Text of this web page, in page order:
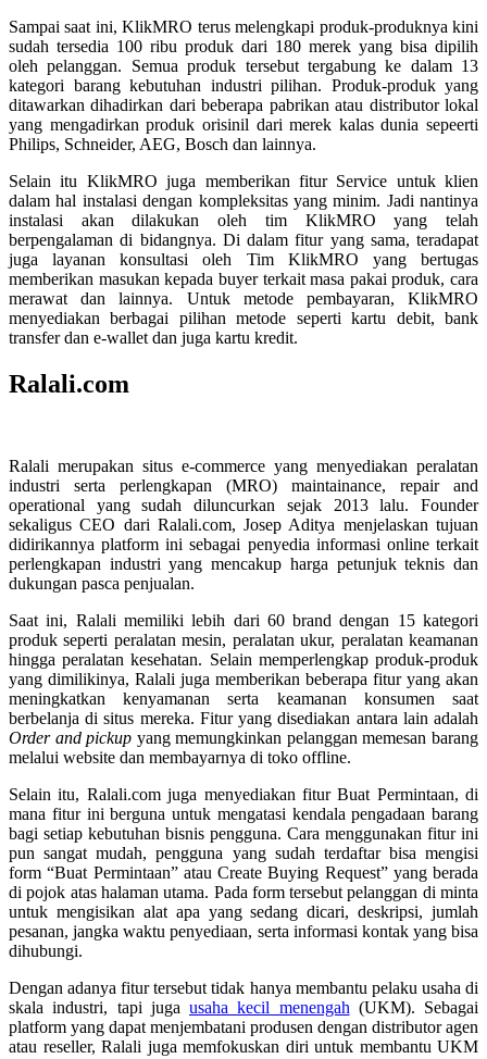
Sampai saat ini, KlikMRO terus melengkapi produk-produknya kini
sudah tersedia 100 ribu produk dari 180 merek yang bisa dipilih
oleh pelanggan. Semua produk tersebut tergabung ke dalam 13
kategori barang kebutuhan industri pilihan. Produk-produk yang
ditawarkan dihadirkan dari beberapa pabrikan atau distributor lokal
yang mengadirkan produk orisinil dari merek kalas dunia sepeerti
Philips, Schneider, AEG, Bosch dan lainnya.
Selain itu KlikMRO juga memberikan fitur Service untuk klien
dalam hal instalasi dengan kompleksitas yang minim. Jadi nantinya
instalasi akan dilakukan oleh tim KlikMRO yang telah
berpengalaman di bidangnya. Di dalam fitur yang sama, teradapat
juga layanan konsultasi oleh Tim KlikMRO yang bertugas
memberikan masukan kepada buyer terkait masa pakai produk, cara
merawat dan lainnya. Untuk metode pembayaran, KlikMRO
menyediakan berbagai pilihan metode seperti kartu debit, bank
transfer dan e-wallet dan juga kartu kredit.
Ralali.com
Ralali merupakan situs e-commerce yang menyediakan peralatan
industri serta perlengkapan (MRO) maintainance, repair and
operational yang sudah diluncurkan sejak 2013 lalu. Founder
sekaligus CEO dari Ralali.com, Josep Aditya menjelaskan tujuan
didirikannya platform ini sebagai penyedia informasi online terkait
perlengkapan industri yang mencakup harga petunjuk teknis dan
dukungan pasca penjualan.
Saat ini, Ralali memiliki lebih dari 60 brand dengan 15 kategori
produk seperti peralatan mesin, peralatan ukur, peralatan keamanan
hingga peralatan kesehatan. Selain memperlengkap produk-produk
yang dimilikinya, Ralali juga memberikan beberapa fitur yang akan
meningkatkan kenyamanan serta keamanan konsumen saat
berbelanja di situs mereka. Fitur yang disediakan antara lain adalah
Order and pickup yang memungkinkan pelanggan memesan barang
melalui website dan membayarnya di toko offline.
Selain itu, Ralali.com juga menyediakan fitur Buat Permintaan, di
mana fitur ini berguna untuk mengatasi kendala pengadaan barang
bagi setiap kebutuhan bisnis pengguna. Cara menggunakan fitur ini
pun sangat mudah, pengguna yang sudah terdaftar bisa mengisi
form “Buat Permintaan” atau Create Buying Request” yang berada
di pojok atas halaman utama. Pada form tersebut pelanggan di minta
untuk mengisikan alat apa yang sedang dicari, deskripsi, jumlah
pesanan, jangka waktu penyediaan, serta informasi kontak yang bisa
dihubungi.
Dengan adanya fitur tersebut tidak hanya membantu pelaku usaha di
skala industri, tapi juga usaha kecil menengah(UKM). Sebagai
platform yang dapat menjembatani produsen dengan distributor agen
atau reseller, Ralali juga memfokuskan diri untuk membantu UKM